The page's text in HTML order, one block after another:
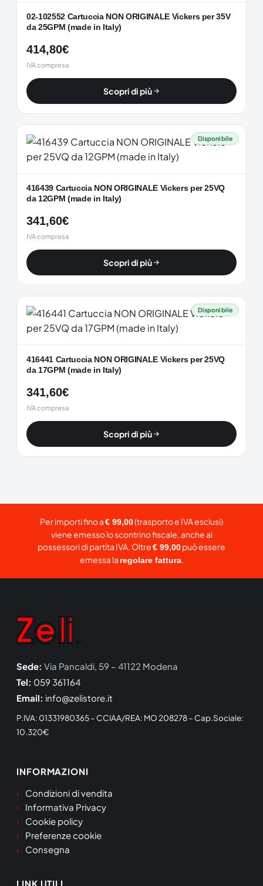
02-102552 Cartuccia NON ORIGINALE Vickers per 35V
da 25GPM (made in Italy)
414,80€
IVA compresa
Scopri di più
Disponibile
416439 Cartuccia NON ORIGINALE Vickers per 25VQ
da 12GPM (made in Italy)
341,60€
IVA compresa
Scopri di più
Disponibile
416441 Cartuccia NON ORIGINALE Vickers per 25VQ
da 17GPM (made in Italy)
341,60€
IVA compresa
Scopri di più
Per importi fino a€ 99,00(trasporto e IVA esclusi)
viene emesso lo scontrino fiscale, anche ai
possessori di partita IVA. Oltre€ 99,00può essere
emessa la regolare fattura.
Sede: Via Pancaldi, 59 – 41122 Modena
Tel: 059 361164
Email: info@zelistore.it
P.IVA: 01331980365 – CCIAA/REA: MO 208278 – Cap.Sociale:
10.320€
INFORMAZIONI
Condizioni di vendita
Informativa Privacy
Cookie policy
Preferenze cookie
Consegna
LINK UTILI